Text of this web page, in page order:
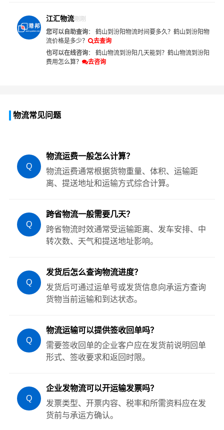
江汇物流刚刚
您可以自助查询： 鹤山到汾阳物流时间要多久？ 鹤山到汾阳物
流价格是多少？
去查询
也可以在线咨询： 鹤山物流到汾阳几天能到？ 鹤山物流到汾阳
费用怎么算？
去咨询
物流常见问题
Q
物流运费一般怎么计算？
物流运费通常根据货物重量、体积、运输距
离、提送地址和运输方式综合计算。
Q
跨省物流一般需要几天？
跨省物流时效通常受运输距离、发车安排、中
转次数、天气和提送地址影响。
Q
发货后怎么查询物流进度？
发货后可通过运单号或发货信息向承运方查询
货物当前运输和到达状态。
Q
物流运输可以提供签收回单吗？
需要签收回单的企业客户应在发货前说明回单
形式、签收要求和返回时限。
Q
企业发物流可以开运输发票吗？
发票类型、开票内容、税率和所需资料应在发
货前与承运方确认。